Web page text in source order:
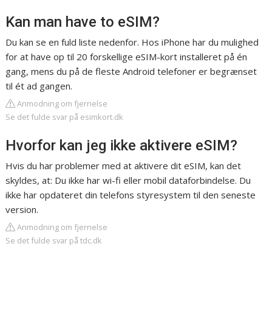
Kan man have to eSIM?
Du kan se en fuld liste nedenfor. Hos iPhone har du mulighed
for at have op til 20 forskellige eSIM-kort installeret på én
gang, mens du på de fleste Android telefoner er begrænset
til ét ad gangen.
Anmodning om fjernelse
Se det fulde svar på esimkort.dk
Hvorfor kan jeg ikke aktivere eSIM?
Hvis du har problemer med at aktivere dit eSIM, kan det
skyldes, at: Du ikke har wi-fi eller mobil dataforbindelse. Du
ikke har opdateret din telefons styresystem til den seneste
version.
Anmodning om fjernelse
Se det fulde svar på tdc.dk